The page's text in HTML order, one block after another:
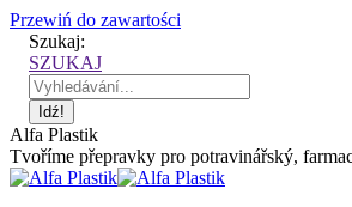
Przewiń do zawartości
Szukaj:
SZUKAJ
Alfa Plastik
Tvoříme přepravky pro potravinářský,